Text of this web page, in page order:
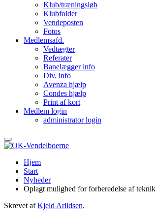
Klub/træningsløb
Klubfolder
Vendeposten
Fotos
Medlemsafd.
Vedtægter
Referater
Banelægger info
Div. info
Avenza hjælp
Condes hjælp
Print af kort
Medlem login
administrator login
Hjem
Start
Nyheder
Oplagt mulighed for forberedelse af teknik
Skrevet afKjeld Arildsen.